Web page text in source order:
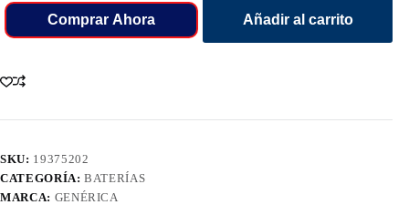
Comprar Ahora Añadir al carrito
SKU: 19375202
CATEGORÍA:BATERÍAS
MARCA: GENÉRICA